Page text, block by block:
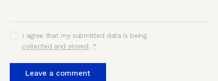
I agree that my submitted data is being
collected and stored. *